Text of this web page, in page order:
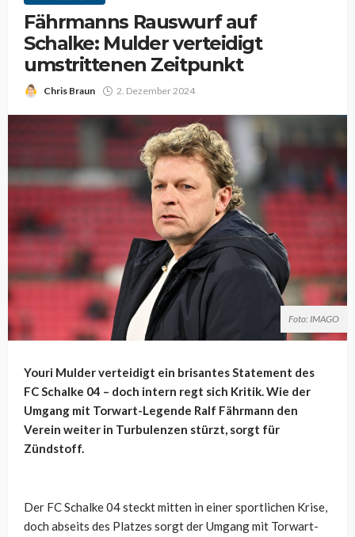
Fährmanns Rauswurf auf
Schalke: Mulder verteidigt
umstrittenen Zeitpunkt
Chris Braun 2. Dezember 2024
Foto: IMAGO
Youri Mulder verteidigt ein brisantes Statement des
FC Schalke 04 – doch intern regt sich Kritik. Wie der
Umgang mit Torwart-Legende Ralf Fährmann den
Verein weiter in Turbulenzen stürzt, sorgt für
Zündstoff.
Der FC Schalke 04 steckt mitten in einer sportlichen Krise,
doch abseits des Platzes sorgt der Umgang mit Torwart-